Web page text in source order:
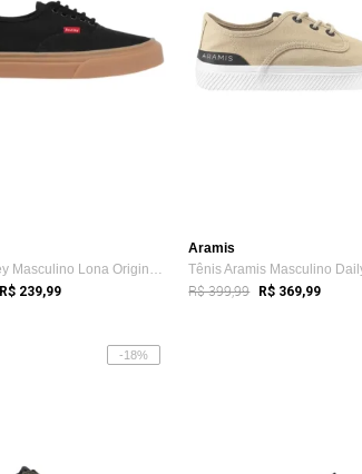
Tênis Redley Masculino Lona Originals La...
R$ 239,99
Aramis
R$ 399,99 R$ 369,99
-18%